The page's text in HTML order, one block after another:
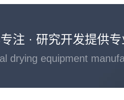
注 · 研究开发提供
drying equipment